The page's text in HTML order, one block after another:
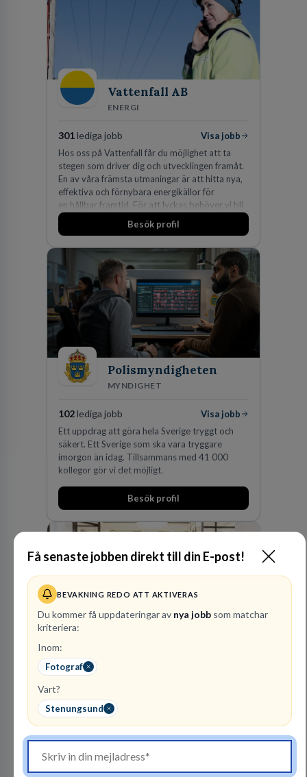
Få senaste jobben direkt till din E-post!
BEVAKNING REDO ATT AKTIVERAS
Du kommer få uppdateringar av nya jobb som matchar
kriteriera:
Inom:
Fotograf
Vart?
Stenungsund
Vattenfall AB
ENERGI
301lediga jobb
Visa jobb
Hos oss på Vattenfall får du möjlighet att ta
stegen som driver dig och utvecklingen framåt.
En av våra främsta utmaningar är att hitta nya,
effektiva och förnybara energikällor för
en hållbar framtid. För att lyckas behöver vi bli
fler medarbetare som vill göra skillnad.
Besök profil
Polismyndigheten
MYNDIGHET
102lediga jobb
Visa jobb
Ett uppdrag att göra hela Sverige tryggt och
säkert. Ett Sverige som ska vara tryggare
imorgon än idag. Tillsammans med 41 000
kollegor gör vi det möjligt.
Besök profil
1
Kommuninvest är en medlemsorganisation som
företräder den kommunala sektorn i
Besök profil